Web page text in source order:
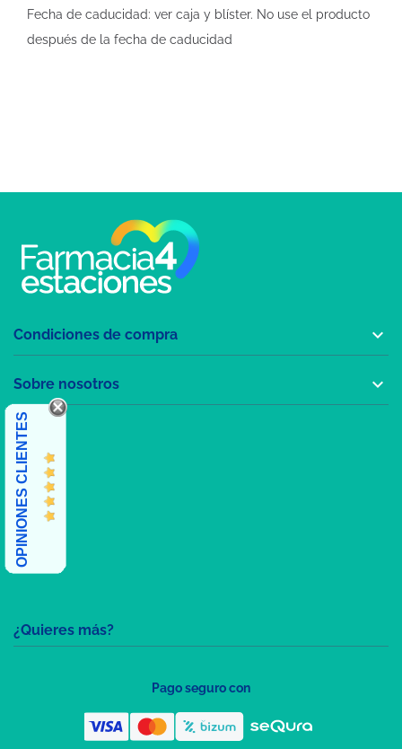
Fecha de caducidad: ver caja y blíster. No use el producto
después de la fecha de caducidad
¿Quieres más?
Condiciones de compra 
Sobre nosotros 
OPINIONES CLIENTES
Pago seguro con